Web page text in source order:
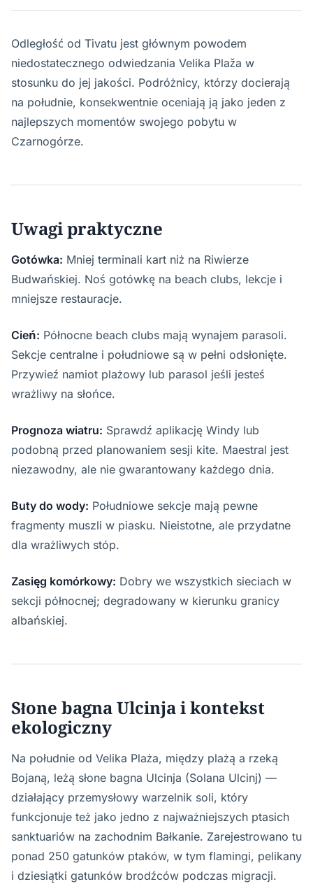
Odległość od Tivatu jest głównym powodem
niedostatecznego odwiedzania Velika Plaža w
stosunku do jej jakości. Podróżnicy, którzy docierają
na południe, konsekwentnie oceniają ją jako jeden z
najlepszych momentów swojego pobytu w
Czarnogórze.
Uwagi praktyczne
Gotówka: Mniej terminali kart niż na Riwierze
Budwańskiej. Noś gotówkę na beach clubs, lekcje i
mniejsze restauracje.
Cień: Północne beach clubs mają wynajem parasoli.
Sekcje centralne i południowe są w pełni odsłonięte.
Przywieź namiot plażowy lub parasol jeśli jesteś
wrażliwy na słońce.
Prognoza wiatru: Sprawdź aplikację Windy lub
podobną przed planowaniem sesji kite. Maestral jest
niezawodny, ale nie gwarantowany każdego dnia.
Buty do wody: Południowe sekcje mają pewne
fragmenty muszli w piasku. Nieistotne, ale przydatne
dla wrażliwych stóp.
Zasięg komórkowy: Dobry we wszystkich sieciach w
sekcji północnej; degradowany w kierunku granicy
albańskiej.
Słone bagna Ulcinja i kontekst
ekologiczny
Na południe od Velika Plaża, między plażą a rzeką
Bojaną, leżą słone bagna Ulcinja (Solana Ulcinj) —
działający przemysłowy warzelnik soli, który
funkcjonuje też jako jedno z najważniejszych ptasich
sanktuariów na zachodnim Bałkanie. Zarejestrowano tu
ponad 250 gatunków ptaków, w tym flamingi, pelikany
i dziesiątki gatunków brodźców podczas migracji.